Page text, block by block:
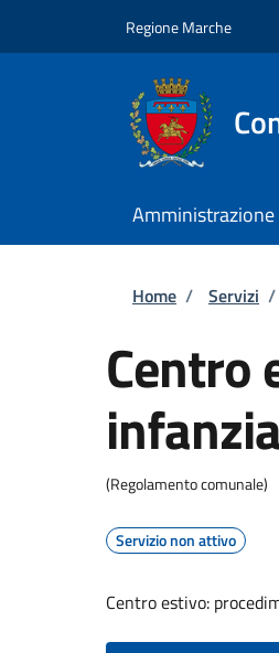
Regione Marche
Amministrazione
Home / Servizi /
Centro
infanzia
(Regolamento comunale)
Servizio non attivo
Centro estivo: